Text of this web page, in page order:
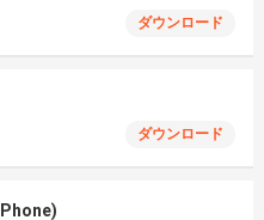
ダウンロード
ダウンロード